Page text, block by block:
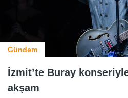
Gündem
İzmit’te Buray
akşam